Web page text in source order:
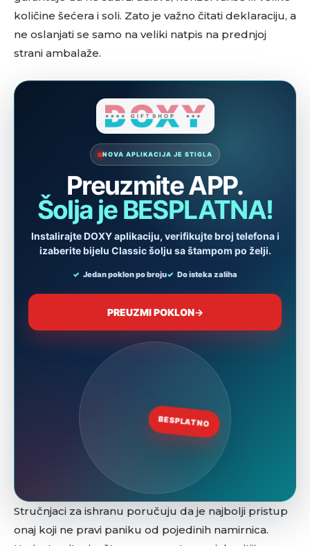
količine šećera i soli. Zato je važno čitati deklaraciju, a
ne oslanjati se samo na veliki natpis na prednjoj
strani ambalaže.
Stručnjaci za ishranu poručuju da je najbolji pristup
onaj koji ne pravi paniku od pojedinih namirnica.